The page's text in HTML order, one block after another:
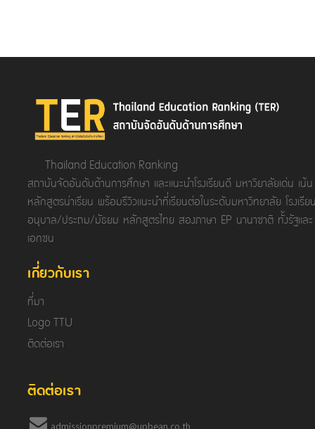
Thailand Education Ranking
สถาบันจัดอันดับด้านการศึกษา และแนะนำโรงเรียนดี มหาวิยาลัยเด่น เน้น
หลักสูตรน่าเรียน พร้อมรีวิวแนะนำที่เรียนต่อในระดับมหาวิทยาลัย โรงเรีย
อนุบาล/ประถม/มัธยม หลักสูตรไทย สองภาษา EP นานาชาติ ทั้งรัฐและ
เอกชน
เกี่ยวกับเรา
ที่มา
Logo TTU
ติดต่อเรา
ติดต่อเรา
admissionpremium@upbean.co.th